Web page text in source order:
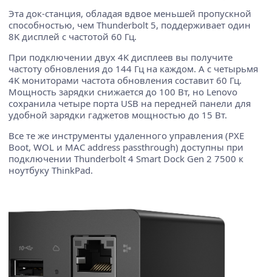
Эта док-станция, обладая вдвое меньшей пропускной
способностью, чем Thunderbolt 5, поддерживает один
8K дисплей с частотой 60 Гц.
При подключении двух 4K дисплеев вы получите
частоту обновления до 144 Гц на каждом. А с четырьмя
4K мониторами частота обновления составит 60 Гц.
Мощность зарядки снижается до 100 Вт, но Lenovo
сохранила четыре порта USB на передней панели для
удобной зарядки гаджетов мощностью до 15 Вт.
Все те же инструменты удаленного управления (PXE
Boot, WOL и MAC address passthrough) доступны при
подключении Thunderbolt 4 Smart Dock Gen 2 7500 к
ноутбуку ThinkPad.